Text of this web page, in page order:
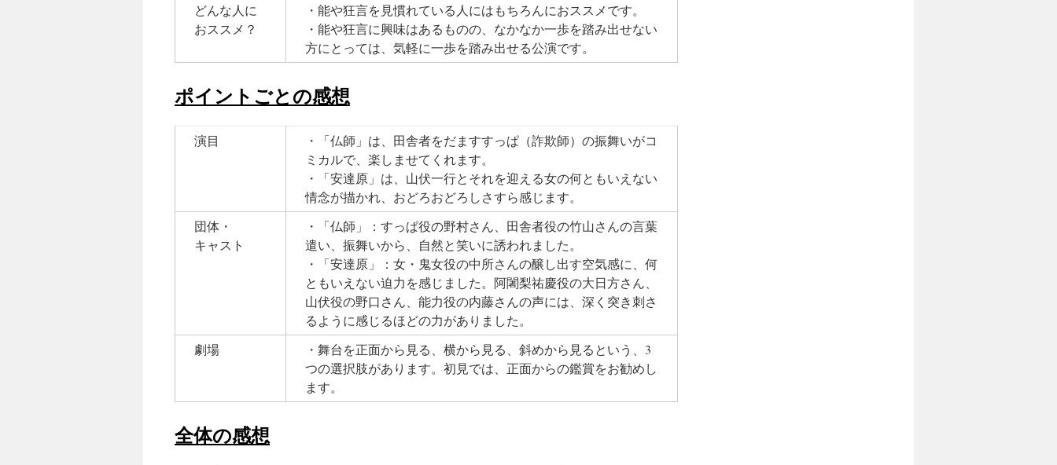
どんな人に
おススメ？
・能や狂言を見慣れている人にはもちろんにおススメです。
・能や狂言に興味はあるものの、なかなか一歩を踏み出せない
方にとっては、気軽に一歩を踏み出せる公演です。
ポイントごとの感想
演目
・「仏師」は、田舎者をだますすっぱ（詐欺師）の振舞いがコ
ミカルで、楽しませてくれます。
・「安達原」は、山伏一行とそれを迎える女の何ともいえない
情念が描かれ、おどろおどろしさすら感じます。
団体・
キャスト
・「仏師」：すっぱ役の野村さん、田舎者役の竹山さんの言葉
遣い、振舞いから、自然と笑いに誘われました。
・「安達原」：女・鬼女役の中所さんの醸し出す空気感に、何
ともいえない迫力を感じました。阿闍梨祐慶役の大日方さん、
山伏役の野口さん、能力役の内藤さんの声には、深く突き刺さ
るように感じるほどの力がありました。
劇場
・舞台を正面から見る、横から見る、斜めから見るという、3
つの選択肢があります。初見では、正面からの鑑賞をお勧めし
ます。
全体の感想